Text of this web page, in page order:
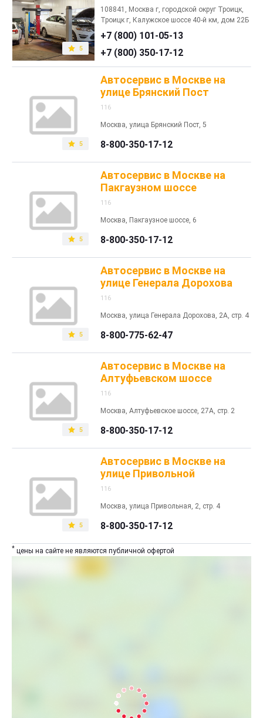
5
108841, Москва г, городской округ Троицк,
Троицк г, Калужское шоссе 40-й км, дом 22Б
+7 (800) 101-05-13
+7 (800) 350-17-12
5
Автосервис в Москве на
улице Брянский Пост
116
Москва, улица Брянский Пост, 5
8-800-350-17-12
5
Автосервис в Москве на
Пакгаузном шоссе
116
Москва, Пакгаузное шоссе, 6
8-800-350-17-12
5
Автосервис в Москве на
улице Генерала Дорохова
116
Москва, улица Генерала Дорохова, 2А, стр. 4
8-800-775-62-47
5
Автосервис в Москве на
Алтуфьевском шоссе
116
Москва, Алтуфьевское шоссе, 27А, стр. 2
8-800-350-17-12
5
Автосервис в Москве на
улице Привольной
116
Москва, улица Привольная, 2, стр. 4
8-800-350-17-12
* цены на сайте не являются публичной офертой